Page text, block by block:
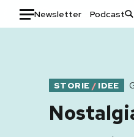
Newsletter Podcast
Mondo
STORIE / IDEE